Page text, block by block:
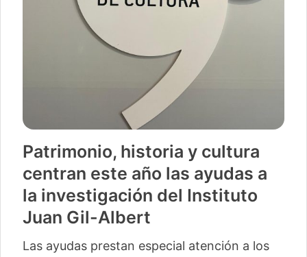
Patrimonio, historia y cultura
centran este año las ayudas a
la investigación del Instituto
Juan Gil-Albert
Las ayudas prestan especial atención a los